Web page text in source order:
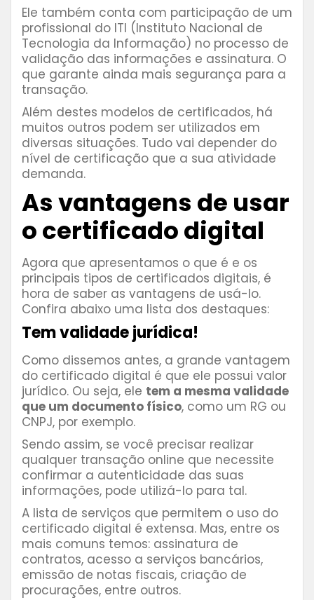
Ele também conta com participação de um
profissional do ITI (Instituto Nacional de
Tecnologia da Informação) no processo de
validação das informações e assinatura. O
que garante ainda mais segurança para a
transação.
Além destes modelos de certificados, há
muitos outros podem ser utilizados em
diversas situações. Tudo vai depender do
nível de certificação que a sua atividade
demanda.
As vantagens de usar
o certificado digital
Agora que apresentamos o que é e os
principais tipos de certificados digitais, é
hora de saber as vantagens de usá-lo.
Confira abaixo uma lista dos destaques:
Tem validade jurídica!
Como dissemos antes, a grande vantagem
do certificado digital é que ele possui valor
jurídico. Ou seja, ele tem a mesma validade
que um documento físico, como um RG ou
CNPJ, por exemplo.
Sendo assim, se você precisar realizar
qualquer transação online que necessite
confirmar a autenticidade das suas
informações, pode utilizá-lo para tal.
A lista de serviços que permitem o uso do
certificado digital é extensa. Mas, entre os
mais comuns temos: assinatura de
contratos, acesso a serviços bancários,
emissão de notas fiscais, criação de
procurações, entre outros.